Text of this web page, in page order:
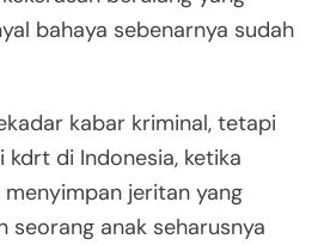
bahaya sebenarnya sudah
kabar kriminal, tetapi
di Indonesia, ketika
jeritan yang
seorang anak seharusnya